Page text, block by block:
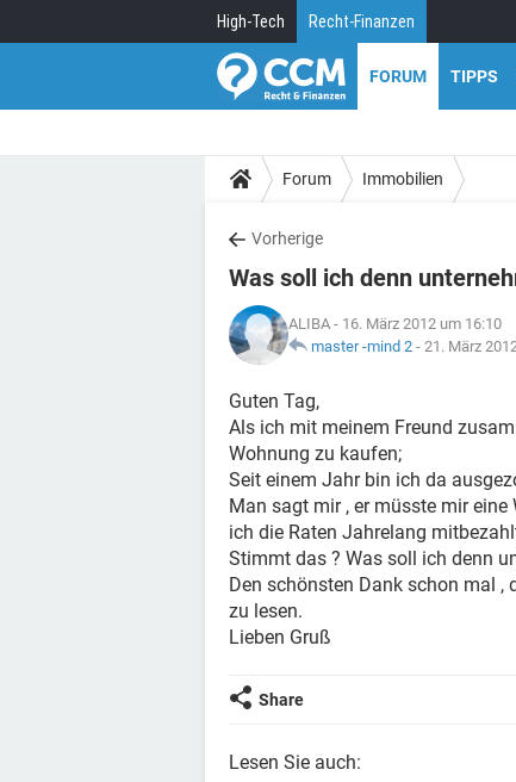
High-Tech Recht-Finanzen
FORUM TIPPS
Forum Immobilien
Vorherige
Was soll ich denn
ALIBA - 16. März 2012 um 16:10
master -mind 2 - 21. März
Guten Tag,
Als ich mit meinem Freund
Wohnung zu kaufen;
Seit einem Jahr bin ich da
Man sagt mir , er müsste mir
ich die Raten Jahrelang
Stimmt das ? Was soll ich denn
Den schönsten Dank schon mal ,
zu lesen.
Lieben Gruß
Share
Lesen Sie auch: